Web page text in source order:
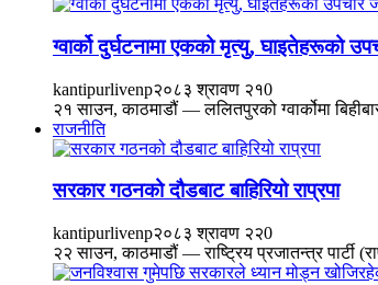
ग्वार्को दुर्घटनामा एकको मृत्यु, घाइतेहरूको
kantipurlivenp२०८३ श्रावण २१0
२१ साउन, काठमाडौं — ललितपुरको ग्वार्कोमा
राजनीति
सरकार गठनको दौडबाट बाहिरियो राप्रपा
kantipurlivenp२०८३ श्रावण २२0
२२ साउन, काठमाडौं — राष्ट्रिय प्रजातन्त्र पार्टी